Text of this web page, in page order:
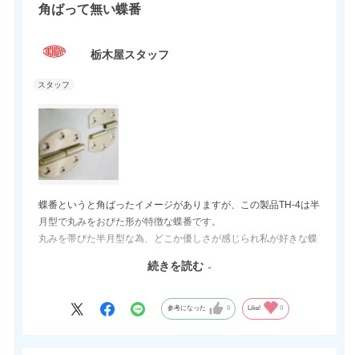
角ばって無い蝶番
栃木屋スタッフ
蝶番というと角ばったイメージがありますが、この製品TH-4は半
月型で丸みをおびた形が特徴な蝶番です。
丸みを帯びた半月型な為、どこか優しさが感じられ私が好きな蝶
半月型だけでなく、抜き差し機能もあり、左右も取り揃えてい
是非ご使用願います。
続きを読む
参考になった 0 Like! 0